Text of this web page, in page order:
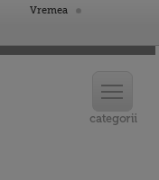
Vremea